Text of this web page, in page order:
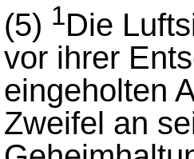
(5) 1Die
vor ihrer
eingeholten
Zweifel an